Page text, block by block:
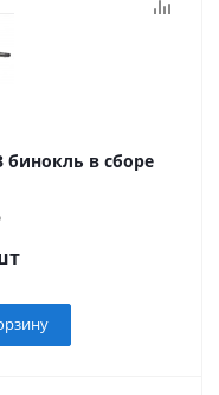
бинокль в сборе